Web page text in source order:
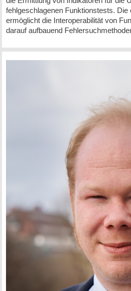
fehlgeschlagenen Funktionstests. Die
ermöglicht die Interoperabilität von
darauf aufbauend